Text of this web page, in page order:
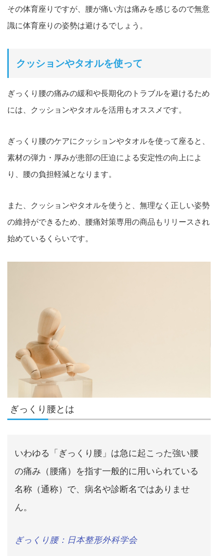
その体育座りですが、腰が痛い方は痛みを感じるので無意
識に体育座りの姿勢は避けるでしょう。
クッションやタオルを使って
ぎっくり腰の痛みの緩和や長期化のトラブルを避けるため
には、クッションやタオルを活用もオススメです。
ぎっくり腰のケアにクッションやタオルを使って座ると、
素材の弾力・ 厚みが患部の圧迫による安定性の向上によ
り
腰の負担軽減となります。
また、クッションやタオルを使うと、無理なく正しい姿勢
の維持ができるため、腰痛対策専用の商品もリリースされ
始めているくらいです。
ぎっくり腰とは
いわゆる「ぎっくり腰」は急に起こった強い腰
の痛み（腰痛）を指す一般的に用いられている
名称（通称）で、病名や診断名ではありませ
ん。
ぎっくり腰：日本整形外科学会